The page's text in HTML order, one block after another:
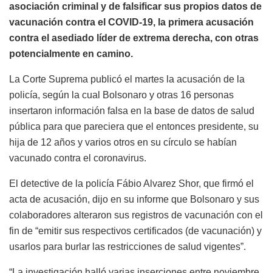
asociación criminal y de falsificar sus propios datos de
vacunación contra el COVID-19, la primera acusación
contra el asediado líder de extrema derecha, con otras
potencialmente en camino.
La Corte Suprema publicó el martes la acusación de la
policía, según la cual Bolsonaro y otras 16 personas
insertaron información falsa en la base de datos de salud
pública para que pareciera que el entonces presidente, su
hija de 12 años y varios otros en su círculo se habían
vacunado contra el coronavirus.
El detective de la policía Fábio Alvarez Shor, que firmó el
acta de acusación, dijo en su informe que Bolsonaro y sus
colaboradores alteraron sus registros de vacunación con el
fin de “emitir sus respectivos certificados (de vacunación) y
usarlos para burlar las restricciones de salud vigentes”.